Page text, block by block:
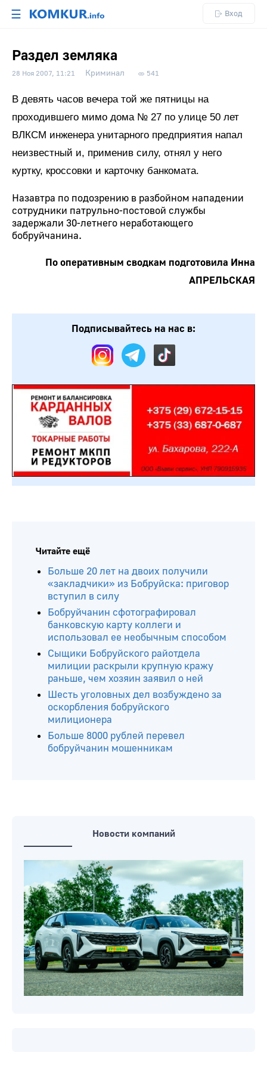
☰ Вход
Раздел земляка
28 Ноя 2007, 11:21 Криминал 541
В девять часов вечера той же пятницы на
проходившего мимо дома № 27 по улице 50 лет
ВЛКСМ инженера унитарного предприятия напал
неизвестный и, применив силу, отнял у него
куртку, кроссовки и карточку банкомата.
Назавтра по подозрению в разбойном нападении
сотрудники патрульно-постовой службы
задержали 30-летнего неработающего
бобруйчанина.
По оперативным сводкам подготовила Инна
АПРЕЛЬСКАЯ
Подписывайтесь на нас в:
Читайте ещё
Больше 20 лет на двоих получили
«закладчики» из Бобруйска: приговор
вступил в силу
Бобруйчанин сфотографировал
банковскую карту коллеги и
использовал ее необычным способом
Сыщики Бобруйского райотдела
милиции раскрыли крупную кражу
раньше, чем хозяин заявил о ней
Шесть уголовных дел возбуждено за
оскорбления бобруйского
милиционера
Больше 8000 рублей перевел
бобруйчанин мошенникам
Новости компаний